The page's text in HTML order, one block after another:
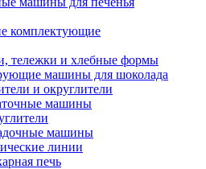
комплектующие
тележки и хлебные формы
машины для шоколада
и округлители
машины
машины
линии
печь